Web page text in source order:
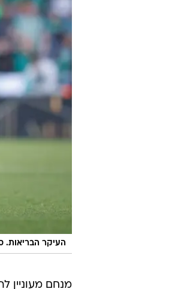
העיקר הבריאות.
מנחם מעוניין